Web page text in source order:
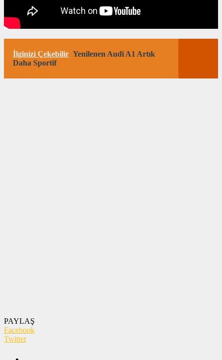
İlginizi Çekebilir Yenilenen Audi A1 Artık
Daha Sportif
PAYLAŞ
Facebook
Twitter